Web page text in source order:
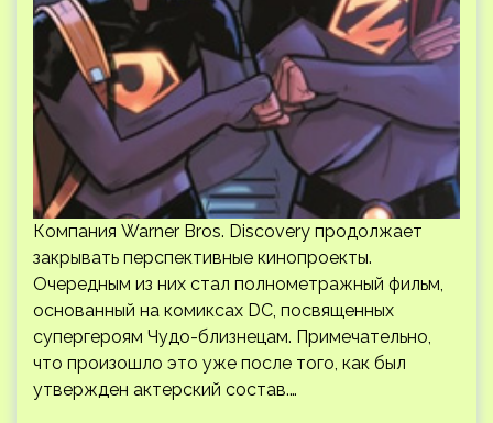
Компания Warner Bros. Discovery продолжает
закрывать перспективные кинопроекты.
Очередным из них стал полнометражный фильм,
основанный на комиксах DC, посвященных
супергероям Чудо-близнецам. Примечательно,
что произошло это уже после того, как был
утвержден актерский состав.…